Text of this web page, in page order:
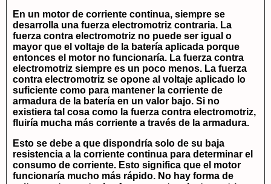
En un motor de corriente continua, siempre se
desarrolla una fuerza electromotriz contraria. La
fuerza contra electromotriz no puede ser igual o
mayor que el voltaje de la batería aplicada porque
entonces el motor no funcionaría. La fuerza contra
electromotriz siempre es un poco menos. La fuerza
contra electromotriz se opone al voltaje aplicado lo
suficiente como para mantener la corriente de
armadura de la batería en un valor bajo. Si no
existiera tal cosa como la fuerza contra electromotriz,
fluiría mucha más corriente a través de la armadura.
Esto se debe a que dispondría solo de su baja
resistencia a la corriente continua para determinar el
consumo de corriente. Esto significa que el motor
funcionaría mucho más rápido. No hay forma de